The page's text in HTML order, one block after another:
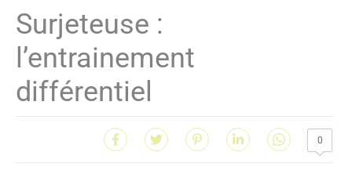
Surjeteuse :
l’entrainement
différentiel
0